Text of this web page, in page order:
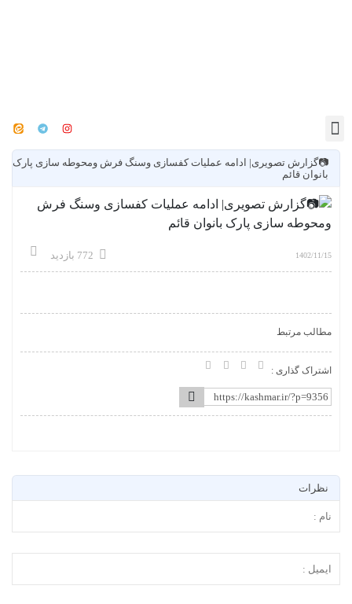
📷گزارش تصویری| ادامه عملیات کفسازی وسنگ فرش ومحوطه سازی پارک
بانوان قائم
1402/11/15 772 بازدید
مطالب مرتبط
اشتراک گذاری :
نظرات